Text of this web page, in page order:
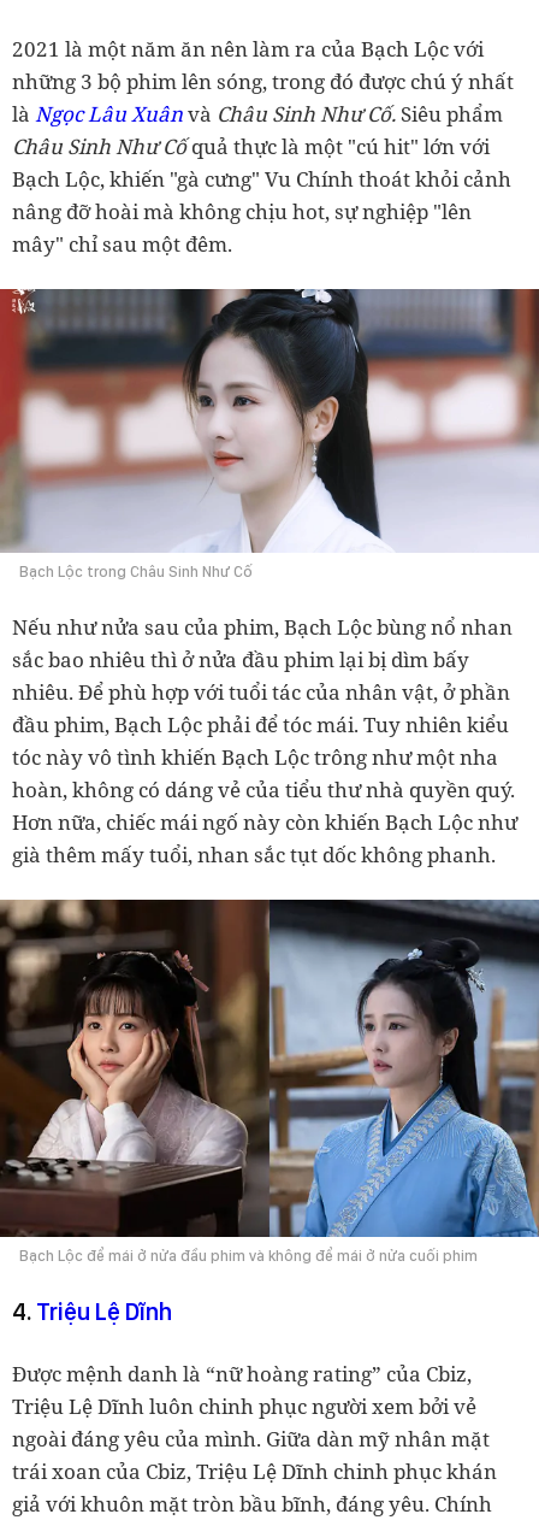
2021 là một năm ăn nên làm ra của Bạch Lộc với
những 3 bộ phim lên sóng, trong đó được chú ý nhất
là Ngọc Lâu Xuânvà Châu Sinh Như Cố.Siêu phẩm
Châu Sinh Như Cốquả thực là một "cú hit" lớn với
Bạch Lộc, khiến "gà cưng" Vu Chính thoát khỏi cảnh
nâng đỡ hoài mà không chịu hot, sự nghiệp "lên
mây" chỉ sau một đêm.
Bạch Lộc trong Châu Sinh Như Cố
Nếu như nửa sau của phim, Bạch Lộc bùng nổ nhan
sắc bao nhiêu thì ở nửa đầu phim lại bị dìm bấy
nhiêu. Để phù hợp với tuổi tác của nhân vật, ở phần
đầu phim, Bạch Lộc phải để tóc mái. Tuy nhiên kiểu
tóc này vô tình khiến Bạch Lộc trông như một nha
hoàn, không có dáng vẻ của tiểu thư nhà quyền quý.
Hơn nữa, chiếc mái ngố này còn khiến Bạch Lộc như
già thêm mấy tuổi, nhan sắc tụt dốc không phanh.
Bạch Lộc để mái ở nửa đầu phim và không để mái ở nửa cuối phim
4. Triệu Lệ Dĩnh
Được mệnh danh là “nữ hoàng rating” của Cbiz,
Triệu Lệ Dĩnh luôn chinh phục người xem bởi vẻ
ngoài đáng yêu của mình. Giữa dàn mỹ nhân mặt
trái xoan của Cbiz, Triệu Lệ Dĩnh chinh phục khán
giả với khuôn mặt tròn bầu bĩnh, đáng yêu. Chính